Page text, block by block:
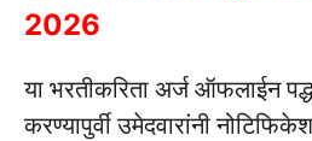
2026
या भरतीकरिता अर्ज ऑफलाईन
करण्यापुर्वी उमेदवारांनी